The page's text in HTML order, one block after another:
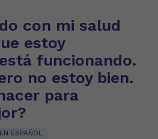
con mi salud
estoy
funcionando.
no estoy bien.
para
ESPAÑOL